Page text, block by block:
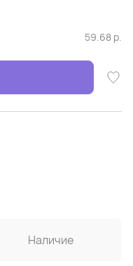
59.68 р.
Наличие